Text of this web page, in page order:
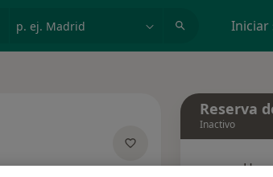
Iniciar
Reserva
Inactivo
Hoy